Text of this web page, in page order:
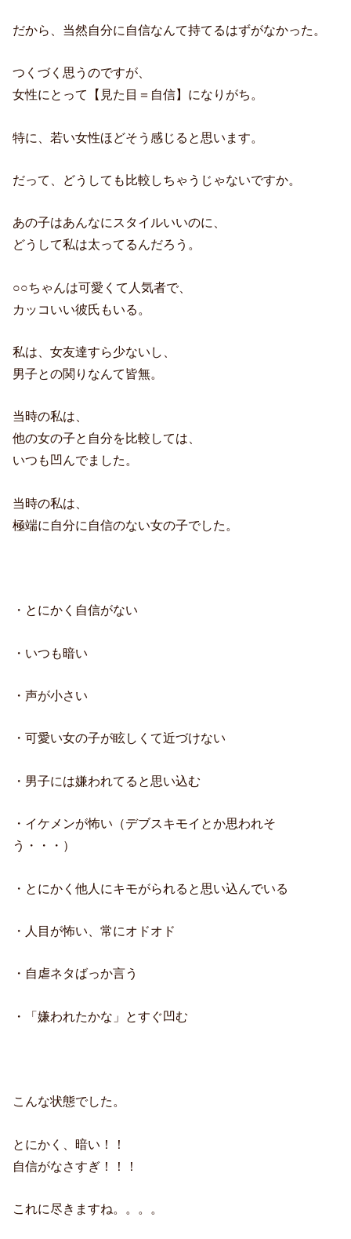
だから、当然自分に自信なんて持てるはずがなかった。
つくづく思うのですが、
女性にとって【見た目＝自信】になりがち。
特に、若い女性ほどそう感じると思います。
だって、どうしても比較しちゃうじゃないですか。
あの子はあんなにスタイルいいのに、
どうして私は太ってるんだろう。
○○ちゃんは可愛くて人気者で、
カッコいい彼氏もいる。
私は、女友達すら少ないし、
男子との関りなんて皆無。
当時の私は、
他の女の子と自分を比較しては、
いつも凹んでました。
当時の私は、
極端に自分に自信のない女の子でした。
・とにかく自信がない
・いつも暗い
・声が小さい
・可愛い女の子が眩しくて近づけない
・男子には嫌われてると思い込む
・イケメンが怖い（デブスキモイとか思われそ
う・・・）
・とにかく他人にキモがられると思い込んでいる
・人目が怖い、常にオドオド
・自虐ネタばっか言う
・「嫌われたかな」とすぐ凹む
こんな状態でした。
とにかく、暗い！！
自信がなさすぎ！！！
これに尽きますね。。。。